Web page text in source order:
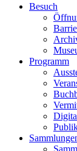
Besuch
Programm